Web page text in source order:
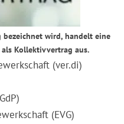
bezeichnet wird, handelt eine
Kollektivvertrag aus.
(ver.di)
(EVG)